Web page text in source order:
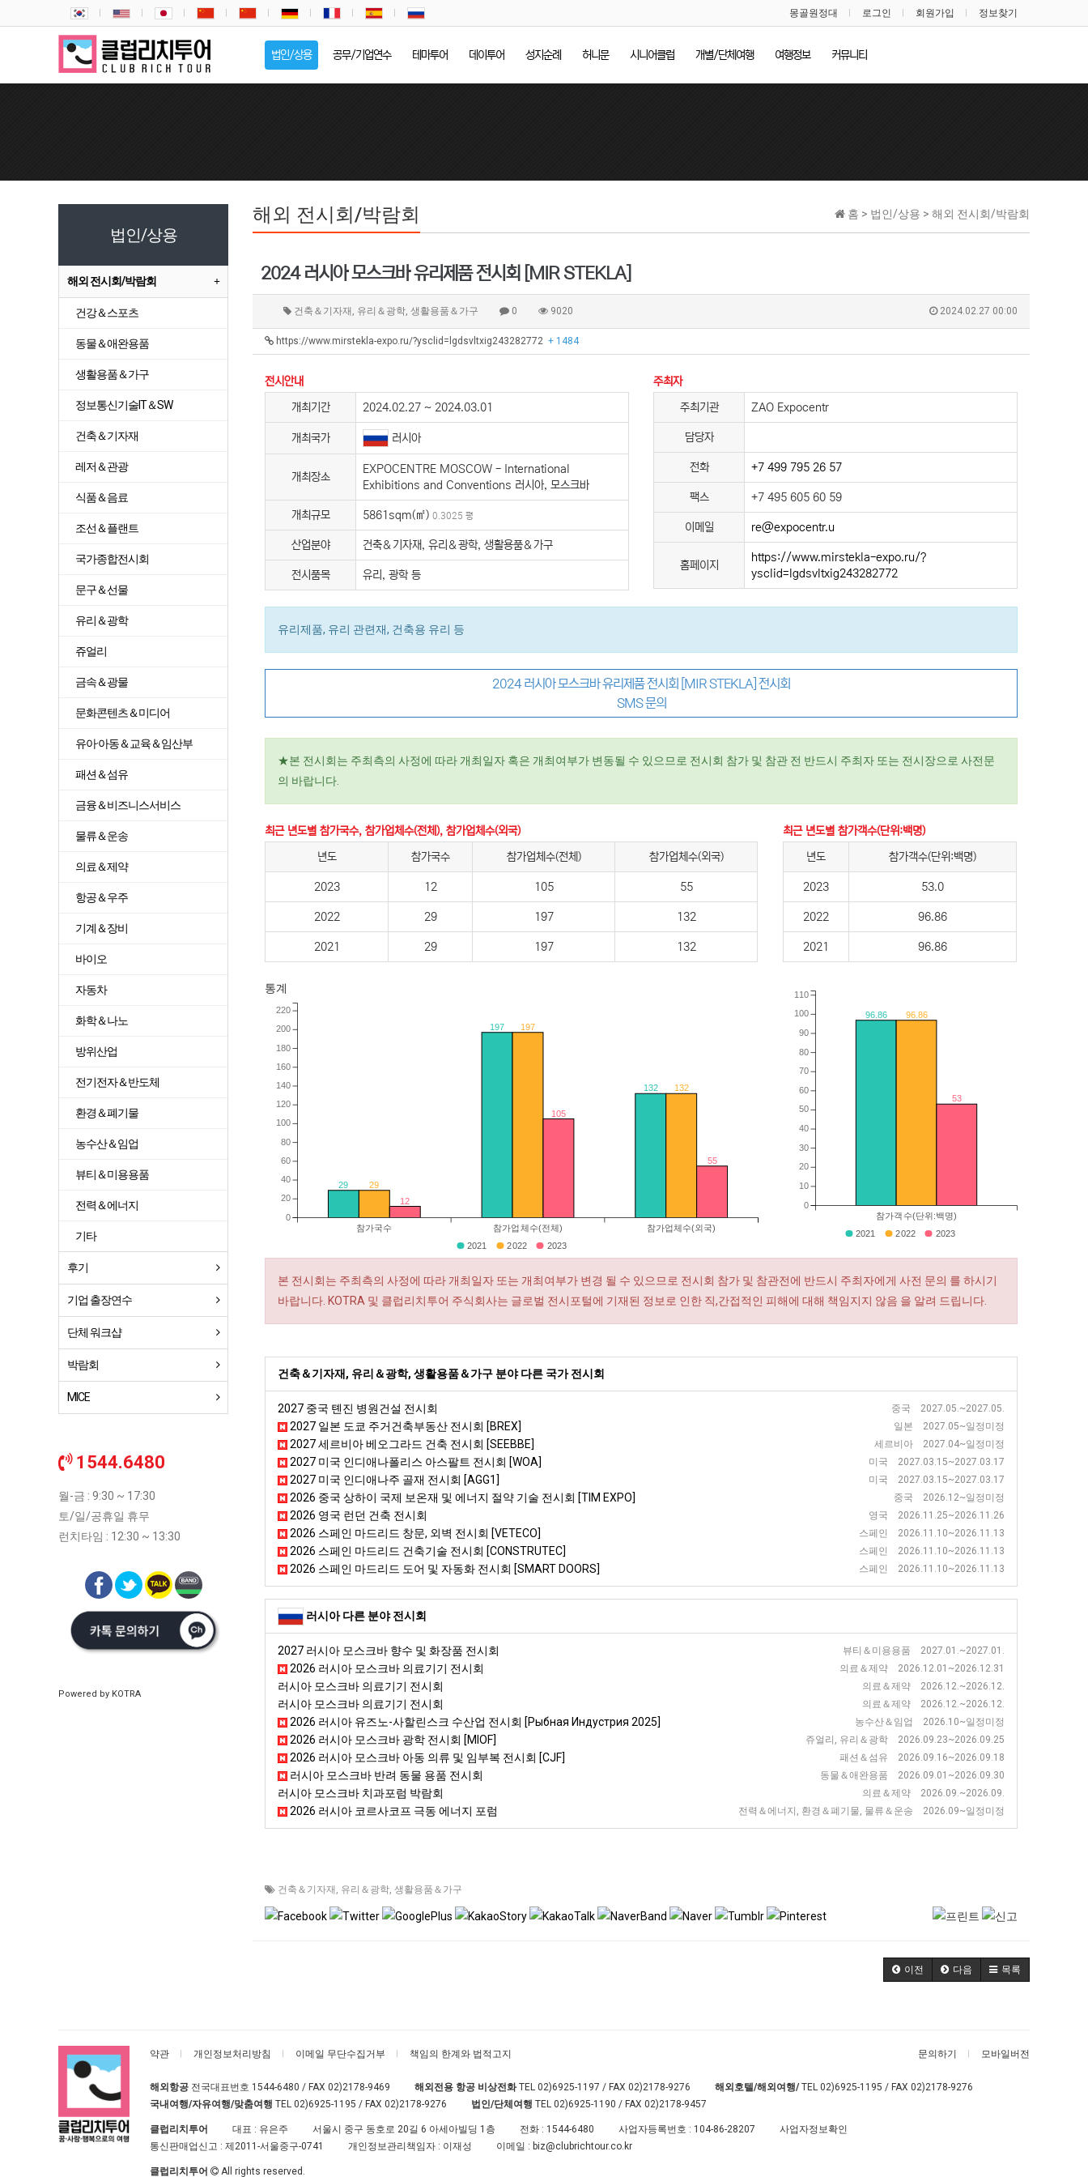
몽골원정대 로그인 회원가입 정보찾기
법인/상용 공무/기업연수 테마투어 데이투어 성지순례 허니문 시니어클럽 개별/단체여행 여행정보 커뮤니티
홈 > 법인/상용 > 해외 전시회/박람회
해외 전시회/박람회
2024 러시아 모스크바 유리제품 전시회 [MIR STEKLA]
건축＆기자재, 유리＆광학, 생활용품＆가구 0 9020 2024.02.27 00:00
https://www.mirstekla-expo.ru/?ysclid=lgdsvltxig243282772 + 1484
전시안내
개최기간
2024.02.27 ~ 2024.03.01
개최국가 러시아
개최장소
EXPOCENTRE MOSCOW - International
Exhibitions and Conventions 러시아, 모스크바
개최규모 5861sqm(㎡) 0.3025 평
산업분야 건축＆기자재, 유리＆광학, 생활용품＆가구
전시품목 유리, 광학 등
주최자
주최기관
ZAO Expocentr
담당자
전화 +7 499 795 26 57
팩스 +7 495 605 60 59
이메일 re@expocentr.u
홈페이지
https://www.mirstekla-expo.ru/?
ysclid=lgdsvltxig243282772
유리제품, 유리 관련재, 건축용 유리 등
2024 러시아 모스크바 유리제품 전시회 [MIR STEKLA] 전시회
SMS 문의
★본 전시회는 주최측의 사정에 따라 개최일자 혹은 개최여부가 변동될 수 있으므로 전시회 참가 및 참관 전 반드시 주최자 또는 전시장으로 사전문
의 바랍니다.
최근 년도별 참가국수, 참가업체수(전체), 참가업체수(외국)
년도
참가국수 참가업체수(전체) 참가업체수(외국)
2023 12 105 55
2022 29 197 132
2021 29 197 132
최근 년도별 참가객수(단위:백명)
년도
참가객수(단위:백명)
2023 53.0
2022 96.86
2021 96.86
통계
29
197
132
29
197
132
12
105
55
참가국수 참가업체수(전체) 참가업체수(외국)
0
20
40
60
80
100
120
140
160
180
200
220
2021 2022 2023
96.86 96.86
53
참가객수(단위:백명)
0
10
20
30
40
50
60
70
80
90
100
110
2021 2022 2023
본 전시회는 주최측의 사정에 따라 개최일자 또는 개최여부가 변경 될 수 있으므로 전시회 참가 및 참관전에 반드시 주최자에게 사전 문의 를 하시기
바랍니다. KOTRA 및 클럽리치투어 주식회사는 글로벌 전시포털에 기재된 정보로 인한 직,간접적인 피해에 대해 책임지지 않음 을 알려 드립니다.
건축＆기자재, 유리＆광학, 생활용품＆가구 분야 다른 국가 전시회
중국 2027.05.~2027.05.
2027 중국 톈진 병원건설 전시회
일본 2027.05~일정미정
2027 일본 도쿄 주거건축부동산 전시회 [BREX]
세르비아 2027.04~일정미정
2027 세르비아 베오그라드 건축 전시회 [SEEBBE]
미국 2027.03.15~2027.03.17
2027 미국 인디애나폴리스 아스팔트 전시회 [WOA]
미국 2027.03.15~2027.03.17
2027 미국 인디애나주 골재 전시회 [AGG1]
중국 2026.12~일정미정
2026 중국 상하이 국제 보온재 및 에너지 절약 기술 전시회 [TIM EXPO]
영국 2026.11.25~2026.11.26
2026 영국 런던 건축 전시회
스페인 2026.11.10~2026.11.13
2026 스페인 마드리드 창문, 외벽 전시회 [VETECO]
스페인 2026.11.10~2026.11.13
2026 스페인 마드리드 건축기술 전시회 [CONSTRUTEC]
스페인 2026.11.10~2026.11.13
2026 스페인 마드리드 도어 및 자동화 전시회 [SMART DOORS]
러시아 다른 분야 전시회
뷰티＆미용용품 2027.01.~2027.01.
2027 러시아 모스크바 향수 및 화장품 전시회
의료＆제약 2026.12.01~2026.12.31
2026 러시아 모스크바 의료기기 전시회
의료＆제약 2026.12.~2026.12.
러시아 모스크바 의료기기 전시회
의료＆제약 2026.12.~2026.12.
러시아 모스크바 의료기기 전시회
농수산＆임업 2026.10~일정미정
2026 러시아 유즈노-사할린스크 수산업 전시회 [Рыбная Индустрия 2025]
쥬얼리, 유리＆광학 2026.09.23~2026.09.25
2026 러시아 모스크바 광학 전시회 [MIOF]
패션＆섬유 2026.09.16~2026.09.18
2026 러시아 모스크바 아동 의류 및 임부복 전시회 [CJF]
동물＆애완용품 2026.09.01~2026.09.30
러시아 모스크바 반려 동물 용품 전시회
의료＆제약 2026.09.~2026.09.
러시아 모스크바 치과포럼 박람회
전력＆에너지, 환경＆폐기물, 물류＆운송 2026.09~일정미정
2026 러시아 코르사코프 극동 에너지 포럼
건축＆기자재 , 유리＆광학, 생활용품＆가구
이전 다음 목록
법인/상용
해외 전시회/박람회
건강＆스포츠
동물＆애완용품
생활용품＆가구
정보통신기술IT＆SW
건축＆기자재
레저＆관광
식품＆음료
조선＆플랜트
국가종합전시회
문구＆선물
유리＆광학
쥬얼리
금속＆광물
문화콘텐츠＆미디어
유아·아동＆교육＆임산부
패션＆섬유
금융＆비즈니스서비스
물류＆운송
의료＆제약
항공＆우주
기계＆장비
바이오
자동차
화학＆나노
방위산업
전기전자＆반도체
환경＆폐기물
농수산＆임업
뷰티＆미용용품
전력＆에너지
기타
후기
기업 출장연수
단체 워크샵
박람회
MICE
1544.6480
월-금 : 9:30 ~ 17:30
토/일/공휴일 휴무
런치타임 : 12:30 ~ 13:30
Powered by KOTRA
약관 개인정보처리방침 이메일 무단수집거부 책임의 한계와 법적고지 문의하기 모바일버전
해외항공전국대표번호 1544-6480 / FAX 02)2178-9469 해외전용 항공 비상전화TEL 02)6925-1197 / FAX 02)2178-9276 해외호텔/해외여행/TEL 02)6925-1195 / FAX 02)2178-9276
국내여행/자유여행/맞춤여행 TEL 02)6925-1195 / FAX 02)2178-9276 법인/단체여행 TEL 02)6925-1190 / FAX 02)2178-9457
클럽리치투어 대표 : 유은주 서울시 중구 동호로 20길 6 아세아빌딩 1층 전화 : 1544-6480 사업자등록번호 : 104-86-28207
사업자정보확인
통신판매업신고 : 제2011-서울중구-0741 개인정보관리책임자 : 이재성 이메일 : biz@clubrichtour.co.kr
클럽리치투어 All rights reserved.